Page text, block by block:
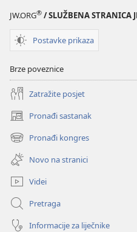
JW.ORG® / SLUŽBENA STRANICA
Postavke prikaza
Brze poveznice
Zatražite posjet
Pronađi sastanak
(otvara
se
novi
prozor)
Pronađi kongres
(otvara
se
novi
prozor)
Novo na stranici
Videi
Pretraga
Informacije za liječnike